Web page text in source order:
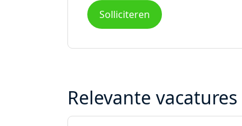
Solliciteren
Relevante vacatures